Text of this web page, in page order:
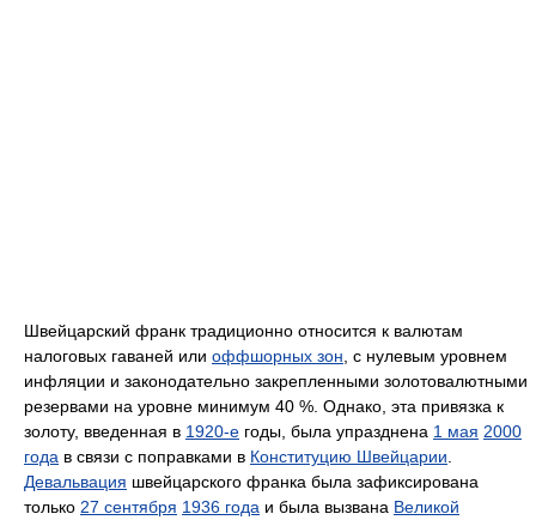
Швейцарский франк традиционно относится к валютам
налоговых гаваней или оффшорных зон , с нулевым уровнем
инфляции и законодательно закрепленными золотовалютными
резервами на уровне минимум 40 %. Однако, эта привязка к
золоту, введенная в 1920-е годы, была упразднена 1 мая 2000
года в связи с поправками в Конституцию Швейцарии
Девальвация швейцарского франка была зафиксирована
только 27 сентября 1936 года и была вызвана Великой